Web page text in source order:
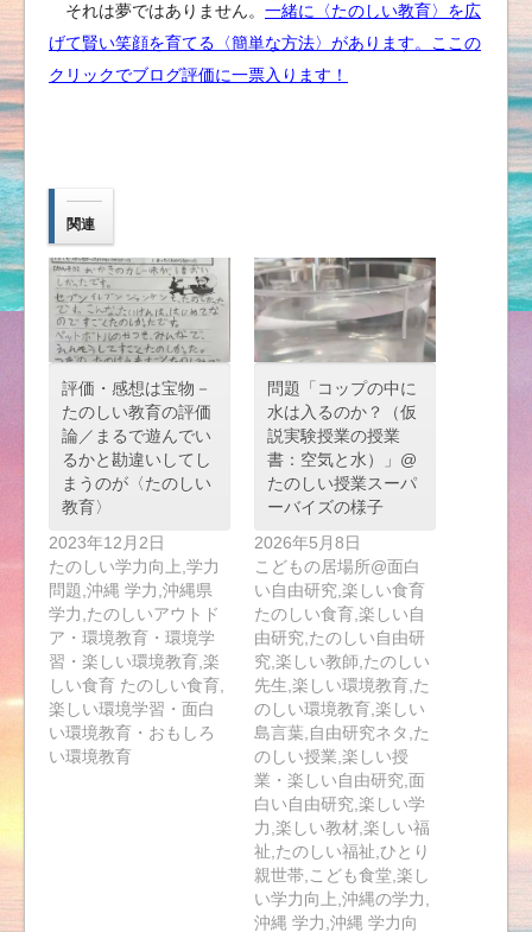
それは夢ではありません。 一緒に〈たのしい教育〉を広
げて賢い笑顔を育てる〈簡単な方法〉があります。ここの
クリックでブログ評価に一票入ります！
関連
評価・感想は宝物－
たのしい教育の評価
論／まるで遊んでい
るかと勘違いしてし
まうのが〈たのしい
教育〉
2023年12月2日
たのしい学力向上,学力
問題,沖縄 学力,沖縄県
学力,たのしいアウトド
ア・環境教育・環境学
習・楽しい環境教育,楽
しい食育 たのしい食育,
楽しい環境学習・面白
い環境教育・おもしろ
い環境教育
問題「コップの中に
水は入るのか？（仮
説実験授業の授業
書：空気と水）」@
たのしい授業スーパ
ーバイズの様子
2026年5月8日
こどもの居場所@面白
い自由研究,楽しい食育
たのしい食育,楽しい自
由研究,たのしい自由研
究,楽しい教師,たのしい
先生,楽しい環境教育,た
のしい環境教育,楽しい
島言葉,自由研究ネタ,た
のしい授業,楽しい授
業・楽しい自由研究,面
白い自由研究,楽しい学
力,楽しい教材,楽しい福
祉,たのしい福祉,ひとり
親世帯,こども食堂,楽し
い学力向上,沖縄の学力,
沖縄 学力,沖縄 学力向